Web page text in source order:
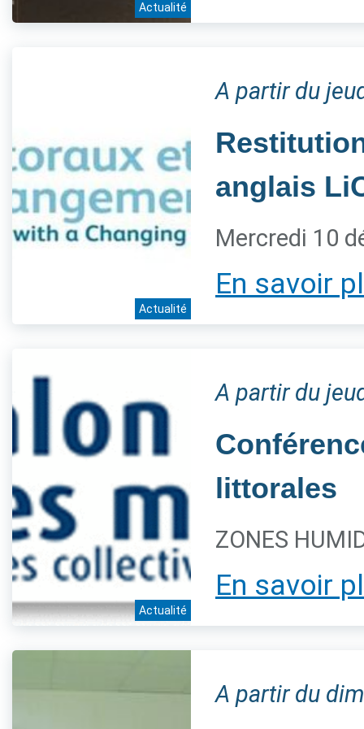
Actualité
Actualité
A partir du
anglais
Mercredi 10
En savoir
Actualité
A partir du
littorales
ZONES
En savoir
A partir du